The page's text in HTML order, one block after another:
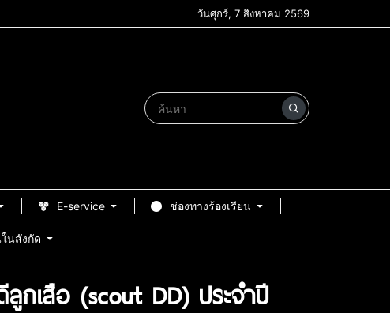
วันศุกร์, 7 สิงหาคม 2569
E-service ช่องทางร้องเรียน
นสังกัด
กเสือ (scout DD) ประจำปี